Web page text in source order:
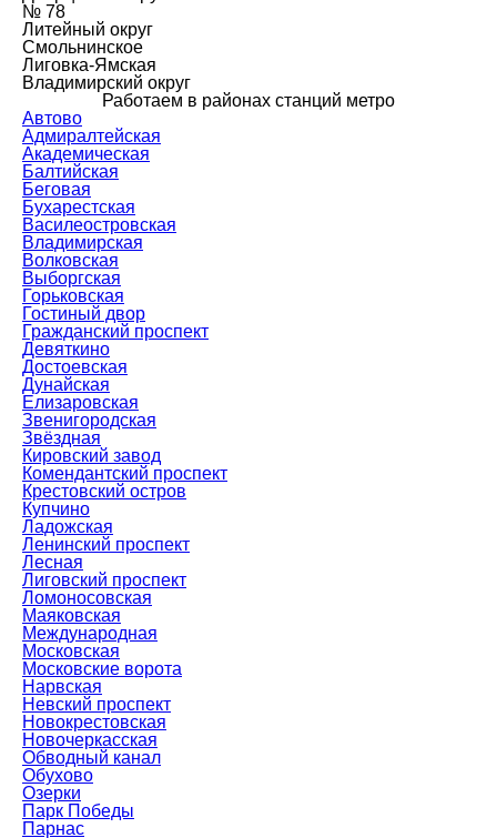
№ 78
Литейный округ
Смольнинское
Лиговка-Ямская
Владимирский округ
Работаем в районах станций метро
Автово
Адмиралтейская
Академическая
Балтийская
Беговая
Бухарестская
Василеостровская
Владимирская
Волковская
Выборгская
Горьковская
Гостиный двор
Гражданский проспект
Девяткино
Достоевская
Дунайская
Елизаровская
Звенигородская
Звёздная
Кировский завод
Комендантский проспект
Крестовский остров
Купчино
Ладожская
Ленинский проспект
Лесная
Лиговский проспект
Ломоносовская
Маяковская
Международная
Московская
Московские ворота
Нарвская
Невский проспект
Новокрестовская
Новочеркасская
Обводный канал
Обухово
Озерки
Парк Победы
Парнас